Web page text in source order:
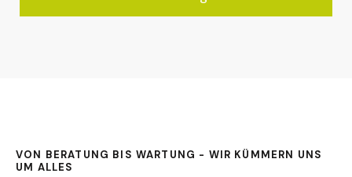
VON BERATUNG BIS WARTUNG - WIR KÜMMERN UNS
UM ALLES